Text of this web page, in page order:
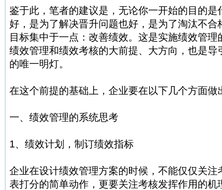
鉴于此，笔者的建议是，无论你一开始的目的是
好，是为了解决晋升问题也好，是为了淘汰不合
目标集中于一点：改善绩效。这是实施绩效管
绩效管理和绩效考核的大前提、大方向，也是导
的唯一明灯。
在这个前提的基础上，企业要在以下几个方面做
一、绩效管理的系统思考
1、绩效计划，制订绩效指标
企业在设计绩效管理方案的时候，不能仅仅关注
表打分的简单动作，更要关注考核发挥作用的机